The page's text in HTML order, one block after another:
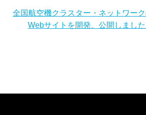
全国航空機クラスター・ネットワー
Webサイトを開発、公開しました